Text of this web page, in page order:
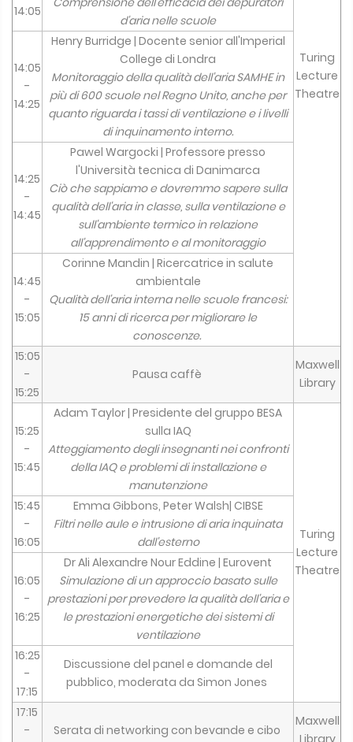
Turing
Lecture
Theatre
14:05
d'aria nelle scuole
14:05
-
14:25
Henry Burridge | Docente senior all'Imperial
College di Londra
Monitoraggio della qualità dell'aria SAMHE in
più di 600 scuole nel Regno Unito, anche per
quanto riguarda i tassi di ventilazione e i livelli
di inquinamento interno.
14:25
-
14:45
Pawel Wargocki | Professore presso
l'Università tecnica di Danimarca
Ciò che sappiamo e dovremmo sapere sulla
qualità dell'aria in classe, sulla ventilazione e
sull'ambiente termico in relazione
all'apprendimento e al monitoraggio
14:45
-
15:05
Corinne Mandin | Ricercatrice in salute
ambientale
Qualità dell'aria interna nelle scuole francesi:
15 anni di ricerca per migliorare le
conoscenze.
15:05
-
15:25
Pausa caffè
Maxwell
Library
15:25
-
15:45
Adam Taylor | Presidente del gruppo BESA
sulla IAQ
Atteggiamento degli insegnanti nei confronti
della IAQ e problemi di installazione e
manutenzione
Turing
Lecture
Theatre
15:45
-
16:05
Emma Gibbons, Peter Walsh| CIBSE
Filtri nelle aule e intrusione di aria inquinata
dall'esterno
16:05
-
16:25
Dr Ali Alexandre Nour Eddine | Eurovent
Simulazione di un approccio basato sulle
prestazioni per prevedere la qualità dell'aria e
le prestazioni energetiche dei sistemi di
ventilazione
16:25
-
17:15
Discussione del panel e domande del
pubblico, moderata da Simon Jones
17:15
-
Serata di networking con bevande e cibo
Maxwell
Library